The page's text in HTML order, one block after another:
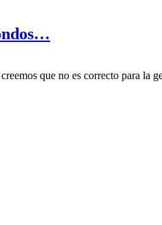
que no es correcto para la